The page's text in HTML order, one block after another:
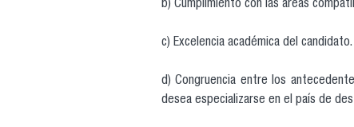
b) Cumplimiento con las áreas
c) Excelencia académica del candidato.
d) Congruencia entre los
desea especializarse en el país de